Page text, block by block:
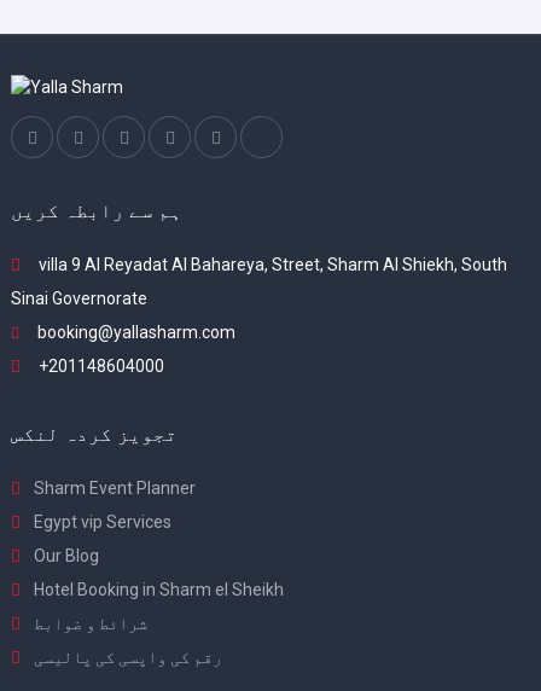
ہم سے رابطہ کریں
villa 9 Al Reyadat Al Bahareya, Street, Sharm Al Shiekh, South
Sinai Governorate
booking@yallasharm.com
+201148604000
تجویز کردہ لنکس
Sharm Event Planner
Egypt vip Services
Our Blog
Hotel Booking in Sharm el Sheikh
شرائط و ضوابط
رقم کی واپسی کی پالیسی